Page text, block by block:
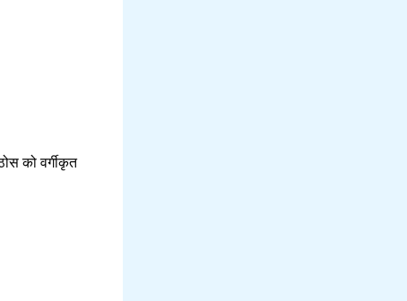
को वर्गीकृत